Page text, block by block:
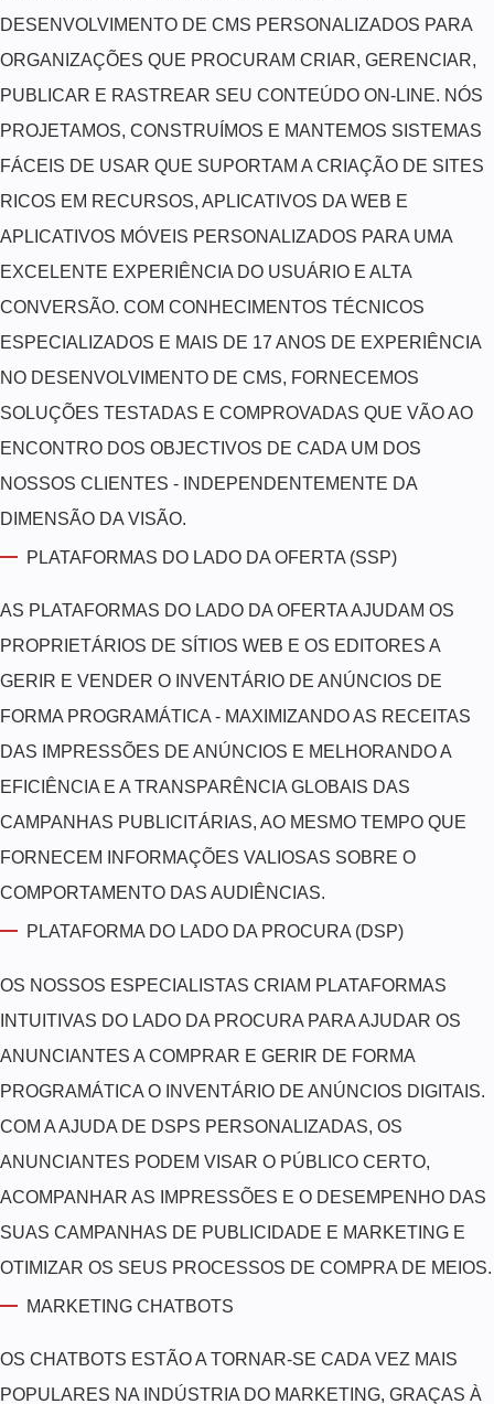
DESENVOLVIMENTO DE CMS PERSONALIZADOS PARA
ORGANIZAÇÕES QUE PROCURAM CRIAR, GERENCIAR,
PUBLICAR E RASTREAR SEU CONTEÚDO ON-LINE. NÓS
PROJETAMOS, CONSTRUÍMOS E MANTEMOS SISTEMAS
FÁCEIS DE USAR QUE SUPORTAM A CRIAÇÃO DE SITES
RICOS EM RECURSOS, APLICATIVOS DA WEB E
APLICATIVOS MÓVEIS PERSONALIZADOS PARA UMA
EXCELENTE EXPERIÊNCIA DO USUÁRIO E ALTA
CONVERSÃO. COM CONHECIMENTOS TÉCNICOS
ESPECIALIZADOS E MAIS DE 17 ANOS DE EXPERIÊNCIA
NO DESENVOLVIMENTO DE CMS, FORNECEMOS
SOLUÇÕES TESTADAS E COMPROVADAS QUE VÃO AO
ENCONTRO DOS OBJECTIVOS DE CADA UM DOS
NOSSOS CLIENTES - INDEPENDENTEMENTE DA
DIMENSÃO DA VISÃO.
PLATAFORMAS DO LADO DA OFERTA (SSP)
AS PLATAFORMAS DO LADO DA OFERTA AJUDAM OS
PROPRIETÁRIOS DE SÍTIOS WEB E OS EDITORES A
GERIR E VENDER O INVENTÁRIO DE ANÚNCIOS DE
FORMA PROGRAMÁTICA - MAXIMIZANDO AS RECEITAS
DAS IMPRESSÕES DE ANÚNCIOS E MELHORANDO A
EFICIÊNCIA E A TRANSPARÊNCIA GLOBAIS DAS
CAMPANHAS PUBLICITÁRIAS, AO MESMO TEMPO QUE
FORNECEM INFORMAÇÕES VALIOSAS SOBRE O
COMPORTAMENTO DAS AUDIÊNCIAS.
PLATAFORMA DO LADO DA PROCURA (DSP)
OS NOSSOS ESPECIALISTAS CRIAM PLATAFORMAS
INTUITIVAS DO LADO DA PROCURA PARA AJUDAR OS
ANUNCIANTES A COMPRAR E GERIR DE FORMA
PROGRAMÁTICA O INVENTÁRIO DE ANÚNCIOS DIGITAIS.
COM A AJUDA DE DSPS PERSONALIZADAS, OS
ANUNCIANTES PODEM VISAR O PÚBLICO CERTO,
ACOMPANHAR AS IMPRESSÕES E O DESEMPENHO DAS
SUAS CAMPANHAS DE PUBLICIDADE E MARKETING E
OTIMIZAR OS SEUS PROCESSOS DE COMPRA DE MEIOS.
MARKETING CHATBOTS
OS CHATBOTS ESTÃO A TORNAR-SE CADA VEZ MAIS
POPULARES NA INDÚSTRIA DO MARKETING, GRAÇAS À